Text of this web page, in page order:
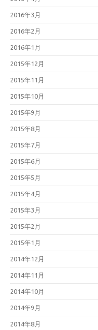
2016年3月
2016年2月
2016年1月
2015年12月
2015年11月
2015年10月
2015年9月
2015年8月
2015年7月
2015年6月
2015年5月
2015年4月
2015年3月
2015年2月
2015年1月
2014年12月
2014年11月
2014年10月
2014年9月
2014年8月